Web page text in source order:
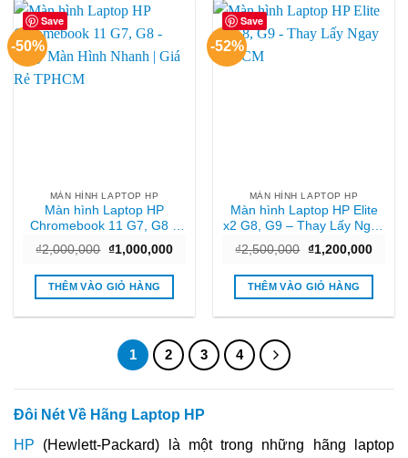
Save
-50%
MÀN HÌNH LAPTOP HP
Màn hình Laptop HP
Chromebook 11 G7, G8 –
Thay Màn Hình Nhanh | Giá
Rẻ TPHCM
₫2,000,000 Giá
là:
₫2,000,000.
₫1,000,000Giá
tại
₫1,000,000.
THÊM VÀO GIỎ HÀNG
Save
-52%
MÀN HÌNH LAPTOP HP
Màn hình Laptop HP Elite
x2 G8, G9 – Thay Lấy Ngay
TPHCM
₫2,500,000 Giá
là:
₫2,500,000.
₫1,200,000Giá
tại
THÊM VÀO GIỎ HÀNG
1 2 3 4
Đôi Nét Về Hãng Laptop HP
HP (Hewlett-Packard) là một trong những hãng laptop